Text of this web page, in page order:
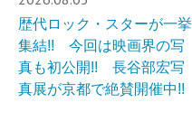
歴代ロック・スターが一挙
集結!! 今回は映画界の写
真も初公開!! 長谷部宏写
真展が京都で絶賛開催中!!